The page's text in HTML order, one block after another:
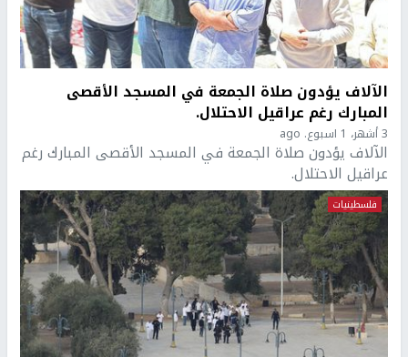
الآلاف يؤدون صلاة الجمعة في المسجد الأقصى
المبارك رغم عراقيل الاحتلال.
3 أشهر، 1 اسبوع. ago
الآلاف يؤدون صلاة الجمعة في المسجد الأقصى المبارك رغم
عراقيل الاحتلال.
فلسطينيات